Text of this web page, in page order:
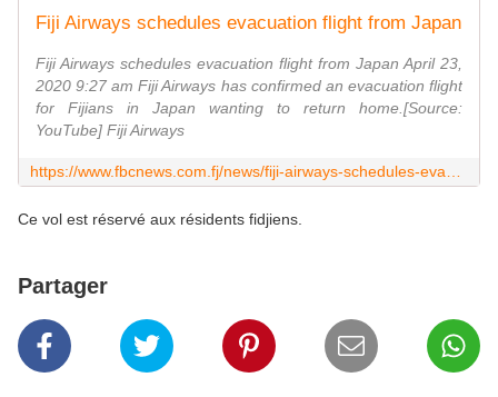
Fiji Airways schedules evacuation flight from Japan
Fiji Airways schedules evacuation flight from Japan April 23,
2020 9:27 am Fiji Airways has confirmed an evacuation flight
for Fijians in Japan wanting to return home.[Source:
YouTube] Fiji Airways
Ce vol est réservé aux résidents fidjiens.
Partager